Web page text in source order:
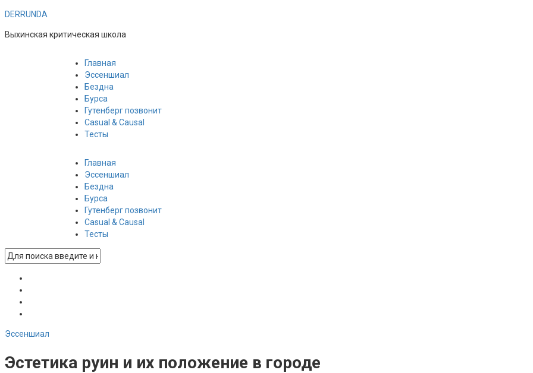
DERRUNDA
Выхинская критическая школа
Главная
Эссеншиал
Бездна
Бурса
Гутенберг позвонит
Casual & Causal
Тесты
Главная
Эссеншиал
Бездна
Бурса
Гутенберг позвонит
Casual & Causal
Тесты
Эссеншиал
Эстетика руин и их положение в городе